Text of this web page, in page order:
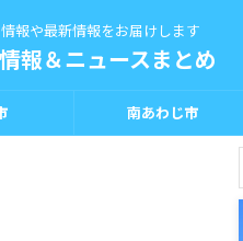
報や最新情報をお届けします
報＆ニュースまとめ
南あわじ市